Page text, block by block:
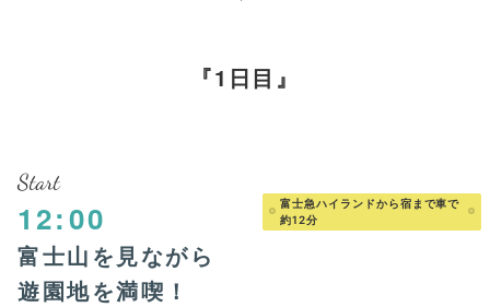
1日目
Start
12:00
富士急ハイランドから宿まで車で
約12分
富士山を見ながら
遊園地を満喫！